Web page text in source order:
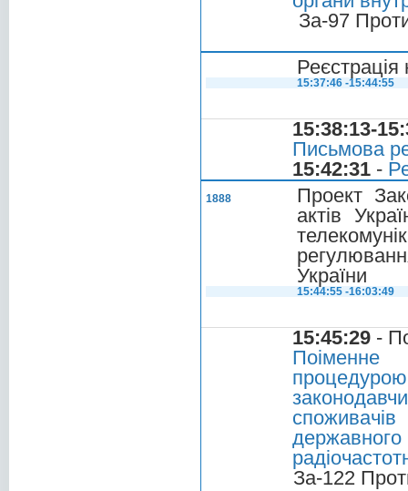
За-97
Реєстрація
15:37:46 -15:44:55
15:38:13-
Письмова
15:42:31 -
1888
Проект
актів
України
15:44:55 -16:03:49
15:45:29 -
Поіменне
За-122